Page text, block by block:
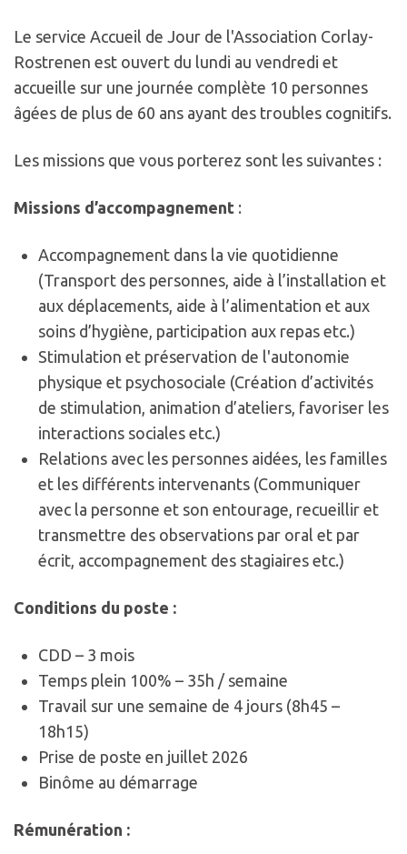
Le service Accueil de Jour de l'Association Corlay-
Rostrenen est ouvert du lundi au vendredi et
accueille sur une journée complète 10 personnes
âgées de plus de 60 ans ayant des troubles cognitifs.
Les missions que vous porterez sont les suivantes :
Missions d’accompagnement :
Accompagnement dans la vie quotidienne
(Transport des personnes, aide à l’installation et
aux déplacements, aide à l’alimentation et aux
soins d’hygiène, participation aux repas etc.)
Stimulation et préservation de l'autonomie
physique et psychosociale (Création d’activités
de stimulation, animation d’ateliers, favoriser les
interactions sociales etc.)
Relations avec les personnes aidées, les familles
et les différents intervenants (Communiquer
avec la personne et son entourage, recueillir et
transmettre des observations par oral et par
écrit, accompagnement des stagiaires etc.)
Conditions du poste :
CDD – 3 mois
Temps plein 100% – 35h / semaine
Travail sur une semaine de 4 jours (8h45 –
18h15)
Prise de poste en juillet 2026
Binôme au démarrage
Rémunération :